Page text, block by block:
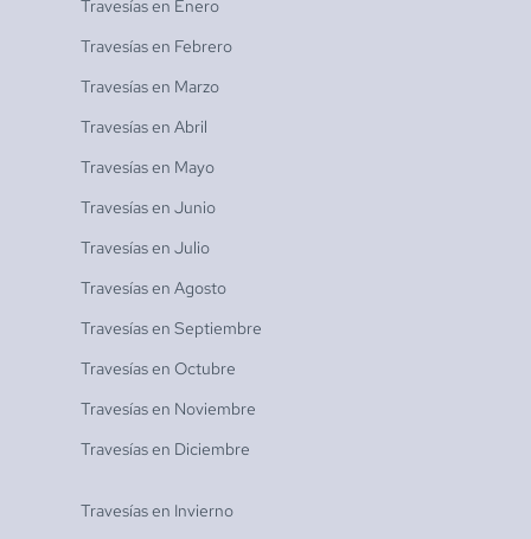
Travesías en Enero
Travesías en Febrero
Travesías en Marzo
Travesías en Abril
Travesías en Mayo
Travesías en Junio
Travesías en Julio
Travesías en Agosto
Travesías en Septiembre
Travesías en Octubre
Travesías en Noviembre
Travesías en Diciembre
Travesías en Invierno